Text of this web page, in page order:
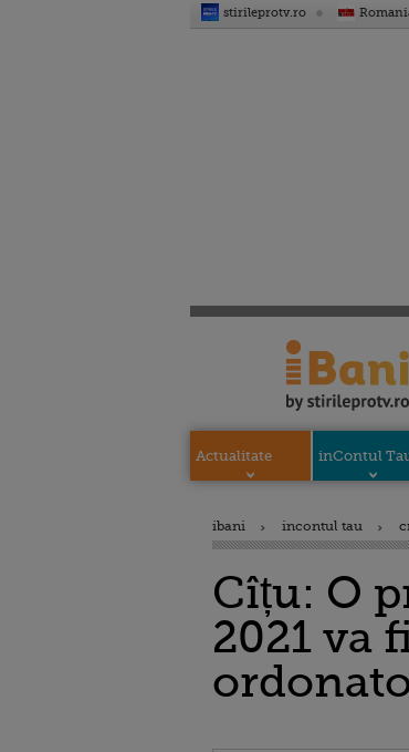
stirileprotv.ro
Actualitate inContul
ibani incontul tau
Cîțu: O
2021 va